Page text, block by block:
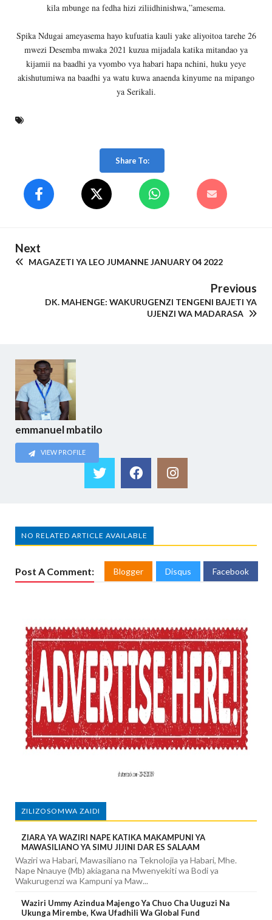
kila mbunge na fedha hizi ziliidhinishwa,”amesema.
Spika Ndugai ameyasema hayo kufuatia kauli yake aliyoitoa tarehe 26
mwezi Desemba mwaka 2021 kuzua mijadala katika mitandao ya
kijamii na baadhi ya vyombo vya habari hapa nchini, huku yeye
akishutumiwa na baadhi ya watu kuwa anaenda kinyume na mipango
ya Serikali.
Share To:
Next
MAGAZETI YA LEO JUMANNE JANUARY 04 2022
Previous
DK. MAHENGE: WAKURUGENZI TENGENI BAJETI YA
UJENZI WA MADARASA
emmanuel mbatilo
VIEW PROFILE
NO RELATED ARTICLE AVAILABLE
Post A Comment: Blogger Disqus Facebook
ZILIZOSOMWA ZAIDI
ZIARA YA WAZIRI NAPE KATIKA MAKAMPUNI YA
MAWASILIANO YA SIMU JIJINI DAR ES SALAAM
Waziri wa Habari, Mawasiliano na Teknolojia ya Habari, Mhe.
Nape Nnauye (Mb) akiagana na Mwenyekiti wa Bodi ya
Wakurugenzi wa Kampuni ya Maw...
Waziri Ummy Azindua Majengo Ya Chuo Cha Uuguzi Na
Ukunga Mirembe, Kwa Ufadhili Wa Global Fund